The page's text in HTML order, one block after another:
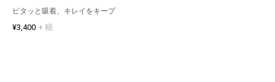
ピタッと吸着、キレイをキープ
¥3,400 + 税